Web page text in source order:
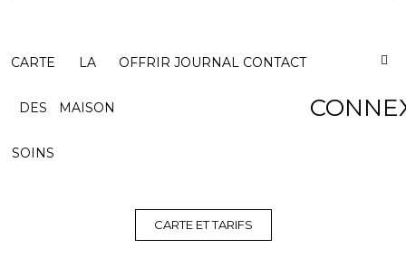
CARTE
DES
SOINS
LA
MAISON
OFFRIR JOURNAL CONTACT
CARTE ET TARIFS